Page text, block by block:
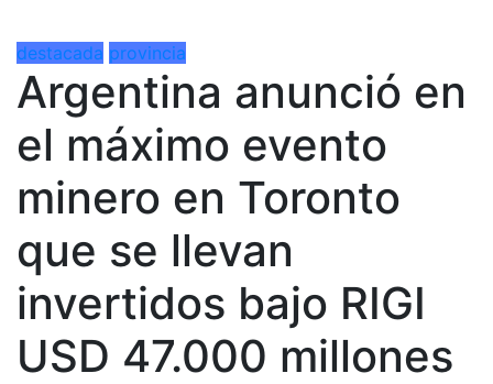
destacada provincia
Argentina anunció en
el máximo evento
minero en Toronto
que se llevan
invertidos bajo RIGI
USD 47.000 millones